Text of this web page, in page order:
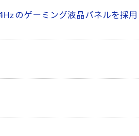
のゲーミング液晶パネルを採用